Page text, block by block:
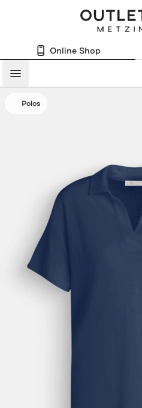
Online Shop
Menü
Polos